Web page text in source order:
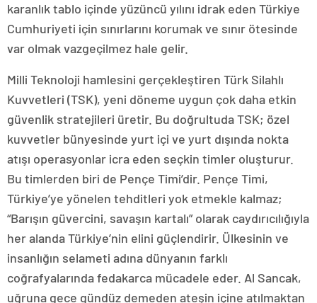
karanlık tablo içinde yüzüncü yılını idrak eden Türkiye
Cumhuriyeti için sınırlarını korumak ve sınır ötesinde
var olmak vazgeçilmez hale gelir.
Milli Teknoloji hamlesini gerçekleştiren Türk Silahlı
Kuvvetleri (TSK), yeni döneme uygun çok daha etkin
güvenlik stratejileri üretir. Bu doğrultuda TSK; özel
kuvvetler bünyesinde yurt içi ve yurt dışında nokta
atışı operasyonlar icra eden seçkin timler oluşturur.
Bu timlerden biri de Pençe Timi’dir. Pençe Timi,
Türkiye’ye yönelen tehditleri yok etmekle kalmaz;
“Barışın güvercini, savaşın kartalı” olarak caydırıcılığıyla
her alanda Türkiye’nin elini güçlendirir. Ülkesinin ve
insanlığın selameti adına dünyanın farklı
coğrafyalarında fedakarca mücadele eder. Al Sancak,
uğruna gece gündüz demeden ateşin içine atılmaktan